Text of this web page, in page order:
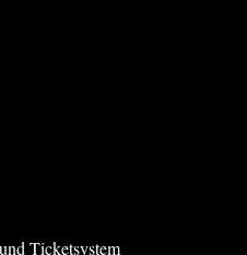
Ticketsystem